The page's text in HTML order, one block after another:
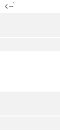
ㄑㄧ
ˋ